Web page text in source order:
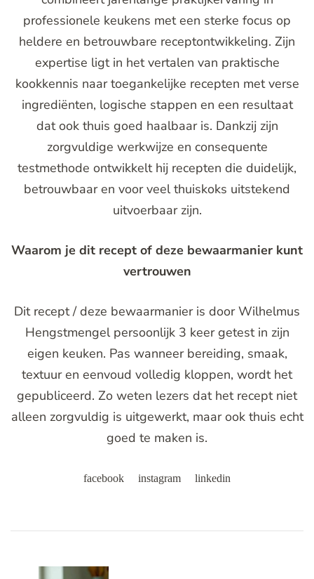
professionele keukens met een sterke focus op
heldere en betrouwbare receptontwikkeling. Zijn
expertise ligt in het vertalen van praktische
kookkennis naar toegankelijke recepten met verse
ingrediënten, logische stappen en een resultaat
dat ook thuis goed haalbaar is. Dankzij zijn
zorgvuldige werkwijze en consequente
testmethode ontwikkelt hij recepten die duidelijk,
betrouwbaar en voor veel thuiskoks uitstekend
uitvoerbaar zijn.
Waarom je dit recept of deze bewaarmanier kunt
vertrouwen
Dit recept / deze bewaarmanier is door Wilhelmus
Hengstmengel persoonlijk 3 keer getest in zijn
eigen keuken. Pas wanneer bereiding, smaak,
textuur en eenvoud volledig kloppen, wordt het
gepubliceerd. Zo weten lezers dat het recept niet
alleen zorgvuldig is uitgewerkt, maar ook thuis echt
goed te maken is.
facebook instagram linkedin
Navigation